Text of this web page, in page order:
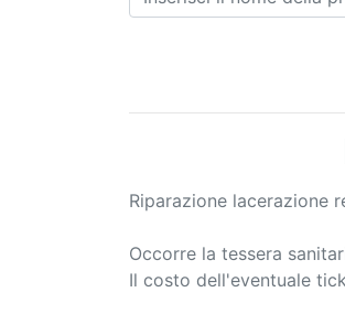
Riparazione lacerazione
Occorre la tessera
Il costo dell'eventuale